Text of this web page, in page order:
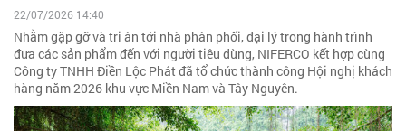
22/07/2026 14:40
Nhằm gặp gỡ và tri ân tới nhà phân phối, đại lý trong hành trình
đưa các sản phẩm đến với người tiêu dùng, NIFERCO kết hợp cùng
Công ty TNHH Điền Lộc Phát đã tổ chức thành công Hội nghị khách
hàng năm 2026 khu vực Miền Nam và Tây Nguyên.